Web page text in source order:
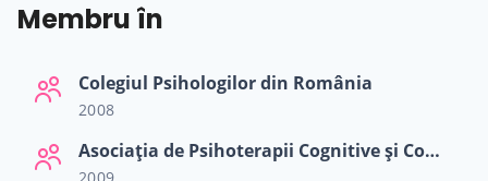
Membru în
Colegiul Psihologilor din România
2008
Asociația de Psihoterapii Cognitive și Comportamentale din România